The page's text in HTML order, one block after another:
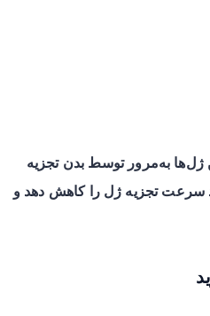
ژل‌ها به‌مرور توسط بدن تجزیه
سرعت تجزیه ژل را کاهش دهد و